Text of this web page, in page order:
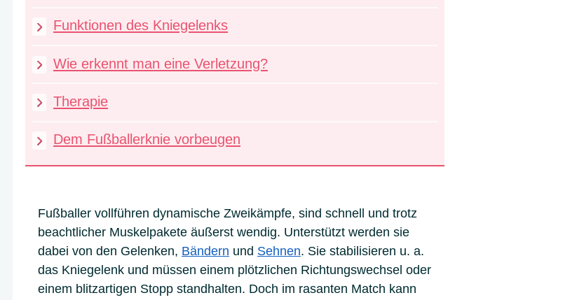
Funktionen des Kniegelenks
Wie erkennt man eine Verletzung?
Therapie
Dem Fußballerknie vorbeugen
Fußballer vollführen dynamische Zweikämpfe, sind schnell und trotz
beachtlicher Muskelpakete äußerst wendig. Unterstützt werden sie
dabei von den Gelenken, Bändern und Sehnen. Sie stabilisieren u. a.
das Kniegelenk und müssen einem plötzlichen Richtungswechsel oder
einem blitzartigen Stopp standhalten. Doch im rasanten Match kann